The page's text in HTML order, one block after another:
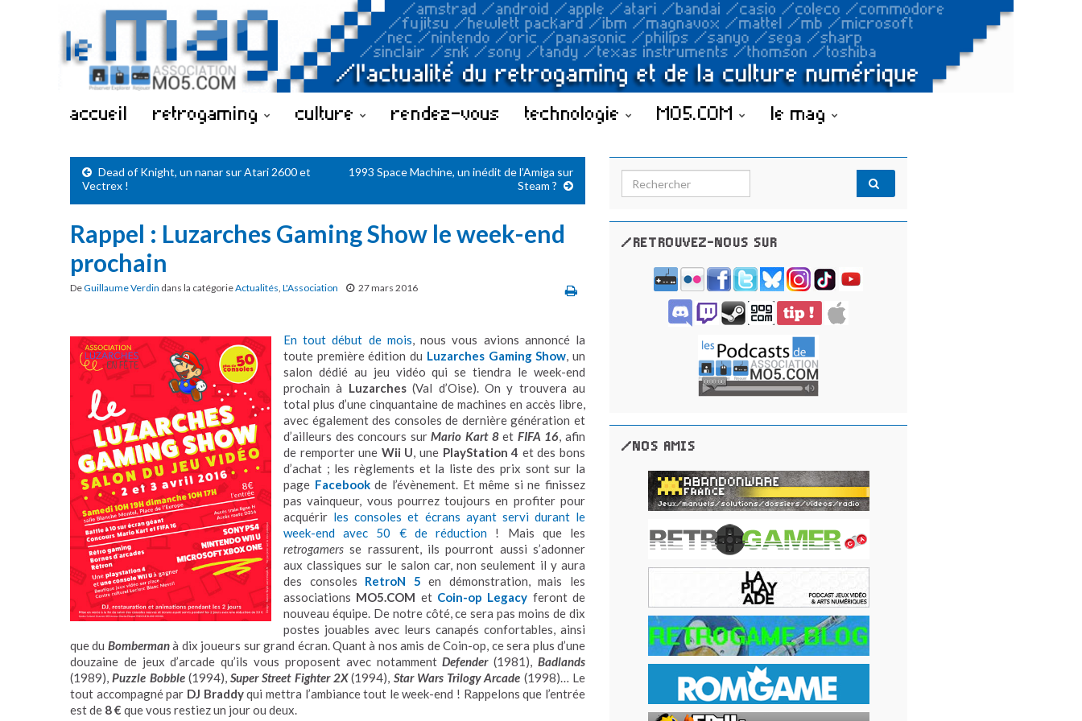
accueil retrogaming culture rendez-vous technologie MO5.COM le mag
Dead of Knight, un nanar sur Atari 2600 et
Vectrex !
1993 Space Machine, un inédit de l’Amiga sur
Steam ?
Rappel : Luzarches Gaming Show le week-end
prochain
DeGuillaume Verdin dans la catégorieActualités, L'Association 27 mars 2016
En tout début de mois, nous vous avions annoncé la
toute première édition du Luzarches Gaming Show, un
salon dédié au jeu vidéo qui se tiendra le week-end
prochain à Luzarches(Val d’Oise). On y trouvera au
total plus d’une cinquantaine de machines en accès libre,
avec également des consoles de dernière génération et
d’ailleurs des concours surMario Kart 8et FIFA 16, afin
de remporter une Wii U, une PlayStation 4 et des bons
d’achat ; les règlements et la liste des prix sont sur la
page Facebookde l’évènement. Et même si ne finissez
pas vainqueur, vous pourrez toujours en profiter pour
acquérir les consoles et écrans ayant servi durant le
week-end avec 50 € de réduction ! Mais que les
retrogamers se rassurent, ils pourront aussi s’adonner
aux classiques sur le salon car, non seulement il y aura
des consoles RetroN 5 en démonstration, mais les
associations MO5.COM et Coin-op Legacy feront de
nouveau équipe. De notre côté, ce sera pas moins de dix
postes jouables avec leurs canapés confortables, ainsi
que du Bombermanà dix joueurs sur grand écran. Quant à nos amis de Coin-op, ce sera plus d’une
douzaine de jeux d’arcade qu’ils vous proposent avec notammentDefender (1981),Badlands
(1989),Puzzle Bobble(1994),Super Street Fighter 2X(1994), Star Wars Trilogy Arcade (1998)… Le
tout accompagné par DJ Braddyqui mettra l’ambiance tout le week-end ! Rappelons que l’entrée
est de 8 € que vous restiez un jour ou deux.
Search for:
/RETROUVEZ-NOUS SUR
/NOS AMIS